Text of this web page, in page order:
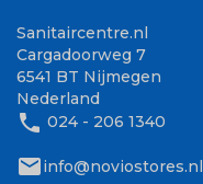
Sanitaircentre.nl
Cargadoorweg 7
6541 BT Nijmegen
Nederland
phone 024 - 206 1340
mailinfo@noviostores.nl